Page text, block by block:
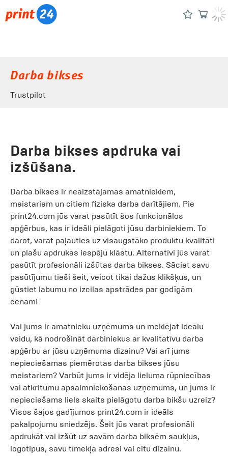
Darba bikses
Trustpilot
Darba bikses apdruka vai
izšūšana.
Darba bikses ir neaizstājamas amatniekiem,
meistariem un citiem fiziska darba darītājiem. Pie
print24.com jūs varat pasūtīt šos funkcionālos
apģērbus, kas ir ideāli pielāgoti jūsu darbiniekiem. To
darot, varat paļauties uz visaugstāko produktu kvalitāti
un plašu apdrukas iespēju klāstu. Alternatīvi jūs varat
pasūtīt profesionāli izšūtas darba bikses. Sāciet savu
pasūtījumu tieši šeit, veicot tikai dažus klikšķus, un
gūstiet labumu no izcilas apstrādes par godīgām
cenām!
Vai jums ir amatnieku uzņēmums un meklējat ideālu
veidu, kā nodrošināt darbiniekus ar kvalitatīvu darba
apģērbu ar jūsu uzņēmuma dizainu? Vai arī jums
nepieciešamas piemērotas darba bikses jūsu
meistariem? Varbūt jums ir vidēja lieluma rūpniecības
vai atkritumu apsaimniekošanas uzņēmums, un jums ir
nepieciešams liels skaits pielāgotu darba bikšu uzreiz?
Visos šajos gadījumos print24.com ir ideāls
pakalpojumu sniedzējs. Šeit jūs varat profesionāli
apdrukāt vai izšūt uz savām darba biksēm saukļus,
logotipus, savu tīmekļa adresi vai citu dizainu.